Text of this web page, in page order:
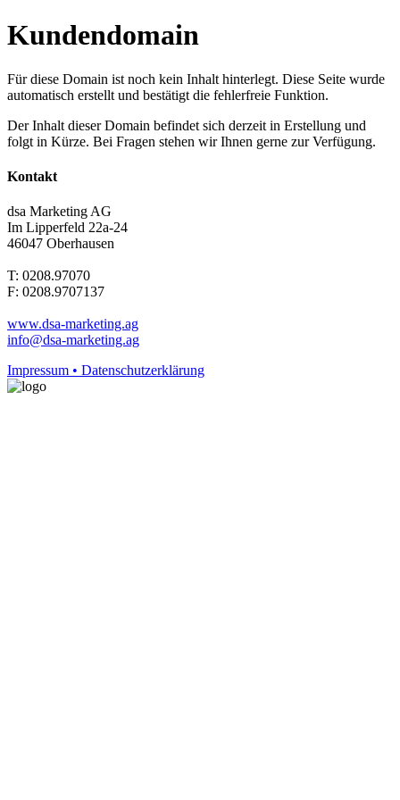
Kundendomain
Für diese Domain ist noch kein Inhalt hinterlegt. Diese Seite wurde
automatisch erstellt und bestätigt die fehlerfreie Funktion.
Der Inhalt dieser Domain befindet sich derzeit in Erstellung und
folgt in Kürze. Bei Fragen stehen wir Ihnen gerne zur Verfügung.
Kontakt
dsa Marketing AG
Im Lipperfeld 22a-24
46047 Oberhausen
T: 0208.97070
F: 0208.9707137
www.dsa-marketing.ag
info@dsa-marketing.ag
Impressum • Datenschutzerklärung